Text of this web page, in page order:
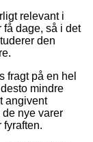
relevant i
dage, så i det
den
fragt på en hel
mindre
angivent
nye varer
fyraften.